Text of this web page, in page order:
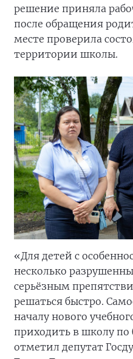
решение приняла
после обращения
месте проверила
территории школы.
«Для детей с
несколько
серьёзным
решаться быстро.
началу нового
приходить в школу
отметил депутат